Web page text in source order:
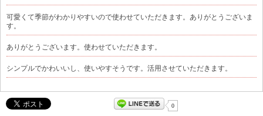
可愛くて季節がわかりやすいので使わせていただきます。ありがとうございま
す。
ありがとうございます。使わせていただきます。
シンプルでかわいいし、使いやすそうです。活用させていただきます。
0